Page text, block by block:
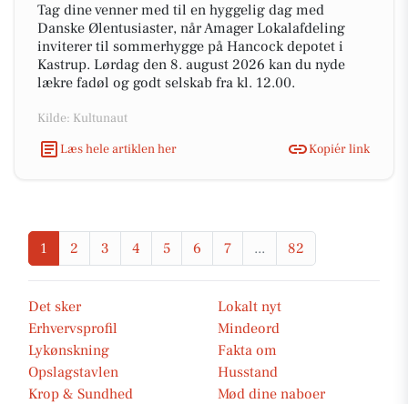
Tag dine venner med til en hyggelig dag med
Danske Ølentusiaster, når Amager Lokalafdeling
inviterer til sommerhygge på Hancock depotet i
Kastrup. Lørdag den 8. august 2026 kan du nyde
lækre fadøl og godt selskab fra kl. 12.00.
Kilde: Kultunaut
Læs hele artiklen her
Kopiér link
1 2 3 4 5 6 7 ... 82
Det sker
Lokalt nyt
Erhvervsprofil
Mindeord
Lykønskning
Fakta om
Opslagstavlen
Husstand
Krop & Sundhed
Mød dine naboer